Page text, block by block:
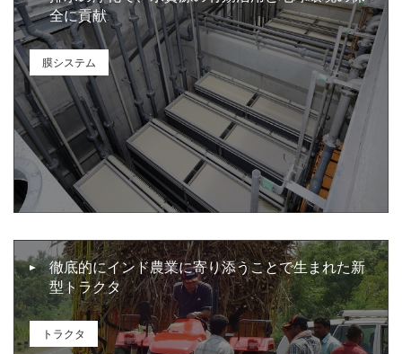
全に貢献
膜システム
徹底的にインド農業に寄り添うことで生まれた新
型トラクタ
トラクタ